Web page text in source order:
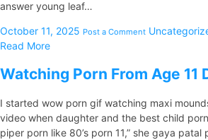
answer young leaf…
October 11, 2025 Post a Comment
Read More
Watching Porn From Age 11
I started wow porn gif watching maxi
video when daughter and the best child
piper porn like 80’s porn 11,” she gaya